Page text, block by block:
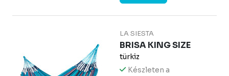
LA SIESTA
BRISA KING SIZE
türkiz
Készleten a